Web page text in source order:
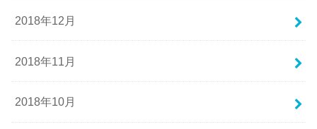
2018年12月
2018年11月
2018年10月